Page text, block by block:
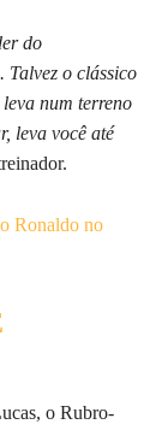
do
Talvez o clássico
num terreno
leva você até
Ronaldo no
o Rubro-